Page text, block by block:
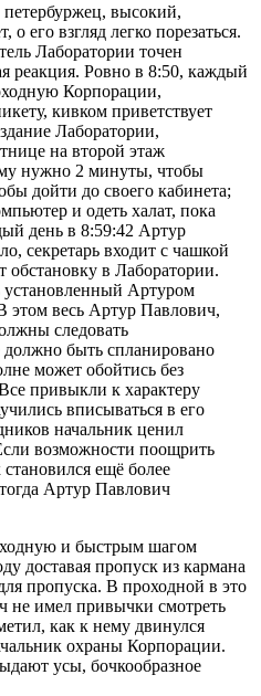
высокий,
его взгляд легко порезаться.
Лаборатории точен
реакция. Ровно в 8:50, каждый
Корпорации,
кивком приветствует
Лаборатории,
на второй этаж
нужно 2 минуты, чтобы
дойти до своего кабинета;
и одеть халат, пока
день в 8:59:42 Артур
секретарь входит с чашкой
обстановку в Лаборатории.
установленный Артуром
этом весь Артур Павлович,
следовать
должно быть спланировано
может обойтись без
привыкли к характеру
вписываться в его
начальник ценил
возможности поощрить
ещё более
Артур Павлович
и быстрым шагом
доставая пропуск из кармана
пропуска. В проходной в это
не имел привычки смотреть
как к нему двинулся
охраны Корпорации.
усы, бочкообразное